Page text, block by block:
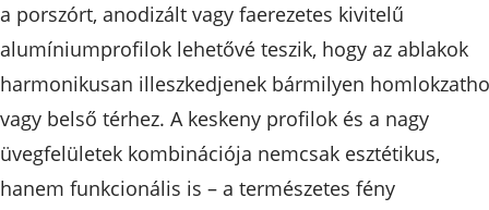
a porszórt, anodizált vagy faerezetes kivitelű
alumíniumprofilok lehetővé teszik, hogy az ablakok
harmonikusan illeszkedjenek bármilyen
vagy belső térhez. A keskeny profilok és a nagy
üvegfelületek kombinációja nemcsak esztétikus,
hanem funkcionális is – a természetes fény